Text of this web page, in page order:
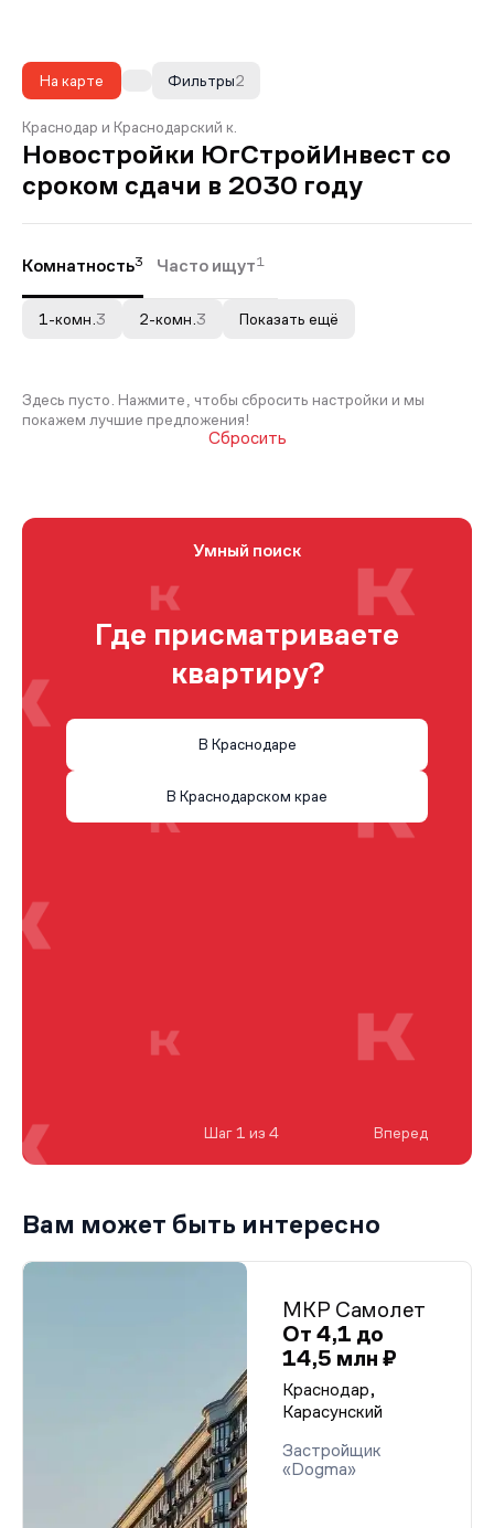
На карте 2
Фильтры
Краснодар и Краснодарский к.
Новостройки ЮгСтройИнвест со
сроком сдачи в 2030 году
Комнатность3 Часто ищут1
1-комн. 3 2-комн. 3 Показать ещё
Здесь пусто. Нажмите, чтобы сбросить настройки и мы
покажем лучшие предложения!
Сбросить
Умный поиск
Где присматриваете
квартиру?
В Краснодаре
В Краснодарском крае
Шаг 1 из 4 Вперед
Вам может быть интересно
МКР Самолет
От 4,1 до
14,5 млн ₽
Краснодар,
Карасунский
Застройщик
«Dogma»